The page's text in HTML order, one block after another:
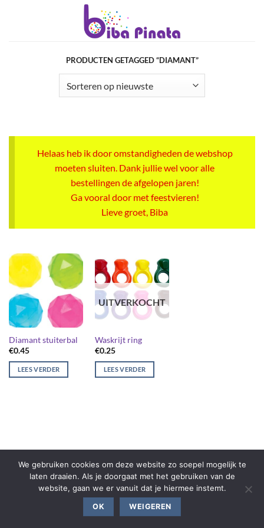
PRODUCTEN GETAGGED “DIAMANT”
Helaas heb ik door omstandigheden de webshop
moeten sluiten. Dank jullie wel voor alle
bestellingen de afgelopen jaren!
Ga vooral door met feestvieren!
Lieve groet, Biba
Diamant stuiterbal
€0.45
LEES VERDER
UITVERKOCHT
Waskrijt ring
€0.25
LEES VERDER
We gebruiken cookies om deze website zo soepel mogelijk te
laten draaien. Als je doorgaat met het gebruiken van de
website, gaan we er vanuit dat je hiermee instemt.
OK WEIGEREN